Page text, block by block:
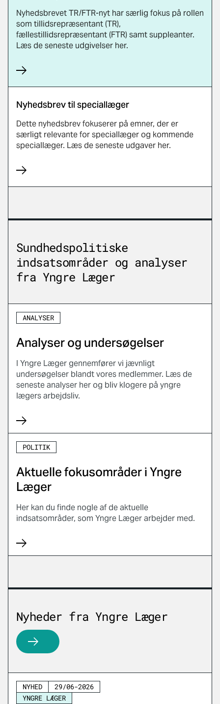
Nyhedsbrevet TR/FTR-nyt har særlig fokus på rollen
som tillidsrepræsentant (TR),
fællestillidsrepræsentant (FTR) samt suppleanter.
Læs de seneste udgivelser her.
Nyhedsbrev til speciallæger
Dette nyhedsbrev fokuserer på emner, der er
særligt relevante for speciallæger og kommende
speciallæger. Læs de seneste udgaver her.
Sundhedspolitiske
indsatsområder og analyser
fra Yngre Læger
ANALYSER
Analyser og undersøgelser
I Yngre Læger gennemfører vi jævnligt
undersøgelser blandt vores medlemmer. Læs de
seneste analyser her og bliv klogere på yngre
lægers arbejdsliv.
POLITIK
Aktuelle fokusområder i Yngre
Læger
Her kan du finde nogle af de aktuelle
indsatsområder, som Yngre Læger arbejder med.
Nyheder fra Yngre Læger
https://www.laeger.dk/nyheder/
NYHED
29/06-2026
YNGRE LÆGER